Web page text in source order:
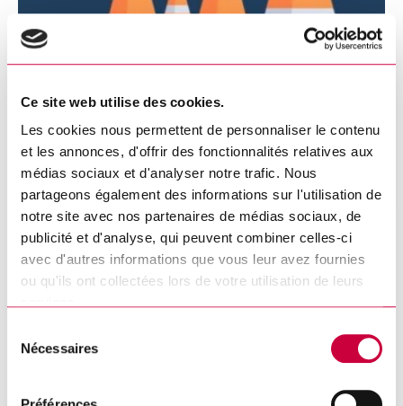
Ce site web utilise des cookies.
Les cookies nous permettent de personnaliser le contenu
et les annonces, d'offrir des fonctionnalités relatives aux
médias sociaux et d'analyser notre trafic. Nous
partageons également des informations sur l'utilisation de
notre site avec nos partenaires de médias sociaux, de
publicité et d'analyse, qui peuvent combiner celles-ci
avec d'autres informations que vous leur avez fournies
ou qu'ils ont collectées lors de votre utilisation de leurs
Nécessaires
5 août 2026 : fermeture d’une
portion de la rue Pleau
DÉTAILS